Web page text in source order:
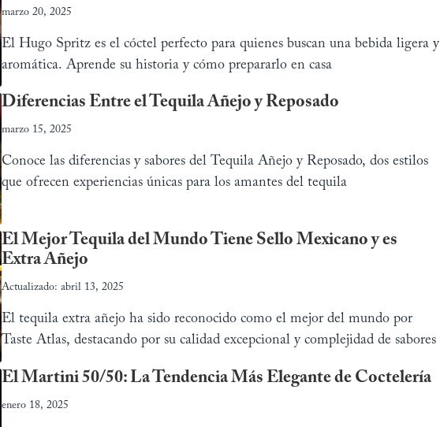
marzo 20, 2025
El Hugo Spritz es el cóctel perfecto para quienes buscan una bebida ligera y
aromática. Aprende su historia y cómo prepararlo en casa
Diferencias Entre el Tequila Añejo y Reposado
marzo 15, 2025
Conoce las diferencias y sabores del Tequila Añejo y Reposado, dos estilos
que ofrecen experiencias únicas para los amantes del tequila
El Mejor Tequila del Mundo Tiene Sello Mexicano y es
Extra Añejo
Actualizado: abril 13, 2025
El tequila extra añejo ha sido reconocido como el mejor del mundo por
Taste Atlas, destacando por su calidad excepcional y complejidad de sabores
El Martini 50/50: La Tendencia Más Elegante de Coctelería
enero 18, 2025